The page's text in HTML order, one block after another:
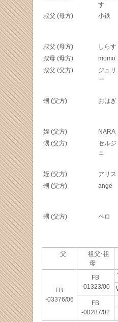
す
叔父 (母方) 小鉄
叔父 (母方) しらす
叔母 (母方) momo
叔父 (父方)
ジュリ
ー
甥 (父方) おはぎ
姪 (父方) NARA
甥 (父方)
セルジ
ュ
姪 (父方) アリス
甥 (父方) ange
甥 (父方) ペロ
父
祖父･祖
母
FB
-03376/06
FB
-01323/00
FB
-00287/02